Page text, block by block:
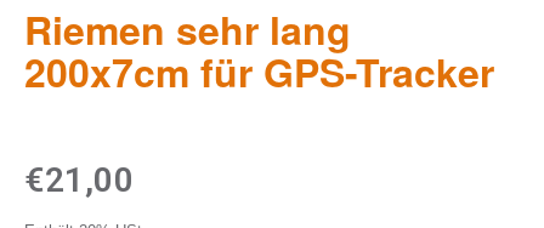
Riemen sehr lang
200x7cm für GPS-Tracker
€21,00